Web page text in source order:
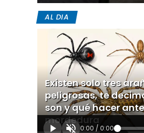
AL DIA
Existen solo tres
peligrosas, te
son y qué hacer
mordedura
0:00 / 0:00